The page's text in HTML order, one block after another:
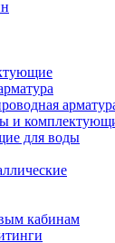
и
для воды
кабинам